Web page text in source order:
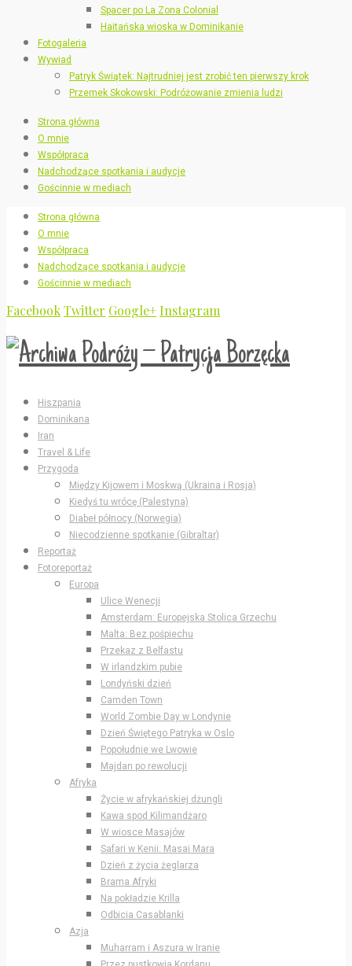
Spacer po La Zona Colonial
Haitańska wioska w Dominikanie
Fotogaleria
Wywiad
Patryk Świątek: Najtrudniej jest zrobić ten pierwszy krok
Przemek Skokowski: Podróżowanie zmienia ludzi
Strona główna
O mnie
Współpraca
Nadchodzące spotkania i audycje
Gościnnie w mediach
Strona główna
O mnie
Współpraca
Nadchodzące spotkania i audycje
Gościnnie w mediach
FacebookTwitter Google+Instagram
Hiszpania
Dominikana
Iran
Travel & Life
Przygoda
Między Kijowem i Moskwą (Ukraina i Rosja)
Kiedyś tu wrócę (Palestyna)
Diabeł północy (Norwegia)
Niecodzienne spotkanie (Gibraltar)
Reportaż
Fotoreportaż
Europa
Ulice Wenecji
Amsterdam: Europejska Stolica Grzechu
Malta: Bez pośpiechu
Przekaz z Belfastu
W irlandzkim pubie
Londyński dzień
Camden Town
World Zombie Day w Londynie
Dzień Świętego Patryka w Oslo
Popołudnie we Lwowie
Majdan po rewolucji
Afryka
Życie w afrykańskiej dżungli
Kawa spod Kilimandżaro
W wiosce Masajów
Safari w Kenii: Masai Mara
Dzień z życia żeglarza
Brama Afryki
Na pokładzie Krilla
Odbicia Casablanki
Azja
Muharram i Aszura w Iranie